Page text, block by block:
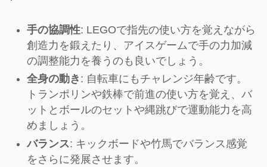
手の協調性: LEGOで指先の使い方を覚えながら
創造力を鍛えたり、アイスゲームで手の力加減
の調整能力を養うのも良いでしょう。
全身の動き : 自転車にもチャレンジ年齢です。
トランポリンや鉄棒で前進の使い方を覚え、バ
ットとボールのセットや縄跳びで運動能力を高
めましょう。
バランス: キックボードや竹馬でバランス感覚
をさらに発展させます。